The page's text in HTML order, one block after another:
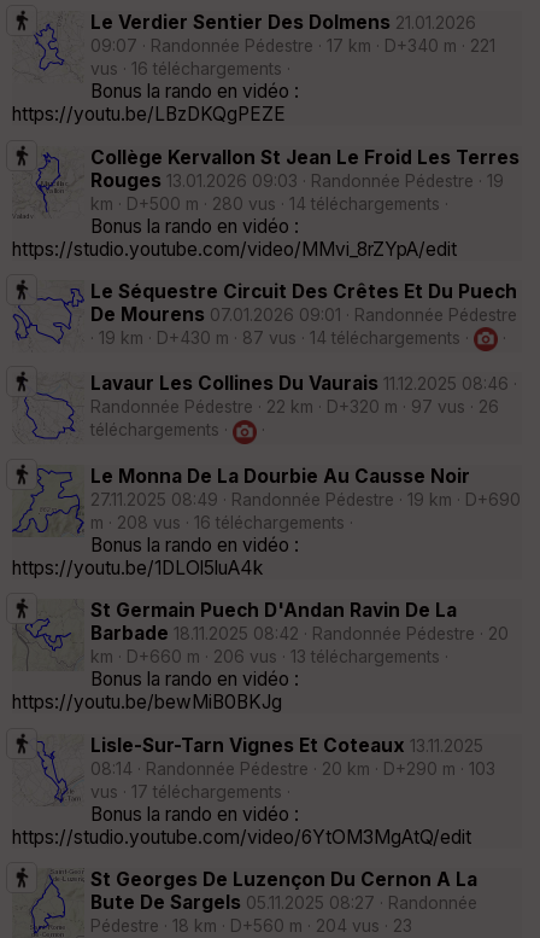
Le Verdier Sentier Des Dolmens 21.01.2026
09:07 · Randonnée Pédestre · 17 km · D+340 m · 221
vus · 16 téléchargements ·
Bonus la rando en vidéo :
https://youtu.be/LBzDKQgPEZE
Collège Kervallon St Jean Le Froid Les Terres
Rouges 13.01.2026 09:03 · Randonnée Pédestre · 19
km · D+500 m · 280 vus · 14 téléchargements ·
Bonus la rando en vidéo :
https://studio.youtube.com/video/MMvi_8rZYpA/edit
Le Séquestre Circuit Des Crêtes Et Du Puech
De Mourens 07.01.2026 09:01 · Randonnée Pédestre
· 19 km · D+430 m · 87 vus · 14 téléchargements ·
·
Lavaur Les Collines Du Vaurais 11.12.2025 08:46 ·
Randonnée Pédestre · 22 km · D+320 m · 97 vus · 26
téléchargements ·
·
Le Monna De La Dourbie Au Causse Noir
27.11.2025 08:49 · Randonnée Pédestre · 19 km · D+690
m · 208 vus · 16 téléchargements ·
Bonus la rando en vidéo :
https://youtu.be/1DLOl5luA4k
St Germain Puech D'Andan Ravin De La
Barbade 18.11.2025 08:42 · Randonnée Pédestre · 20
km · D+660 m · 206 vus · 13 téléchargements ·
Bonus la rando en vidéo :
https://youtu.be/bewMiB0BKJg
Lisle-Sur-Tarn Vignes Et Coteaux 13.11.2025
08:14 · Randonnée Pédestre · 20 km · D+290 m · 103
vus · 17 téléchargements ·
Bonus la rando en vidéo :
https://studio.youtube.com/video/6YtOM3MgAtQ/edit
St Georges De Luzençon Du Cernon A La
Bute De Sargels 05.11.2025 08:27 · Randonnée
Pédestre · 18 km · D+560 m · 204 vus · 23